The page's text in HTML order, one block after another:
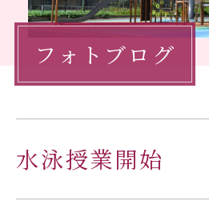
小学校の教育
学校生活
フォトブログ
水泳授業開始